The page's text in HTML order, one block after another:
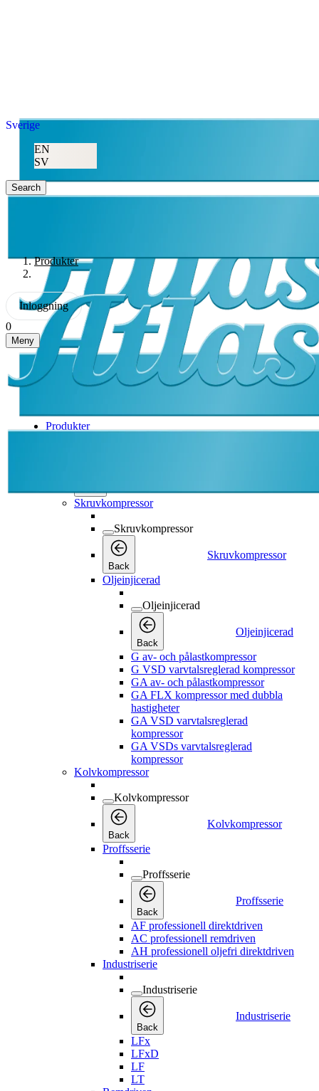
Sverige
EN
SV
Search
Produkter
Inloggning
0
Meny
Produkter
Back
Skruvkompressor
Skruvkompressor
Back
Skruvkompressor
Oljeinjicerad
Oljeinjicerad
Back
Oljeinjicerad
G av- och pålastkompressor
G VSD varvtalsreglerad kompressor
GA av- och pålastkompressor
GA FLX kompressor med dubbla
hastigheter
GA VSD varvtalsreglerad
kompressor
GA VSDs varvtalsreglerad
kompressor
Kolvkompressor
Kolvkompressor
Back
Kolvkompressor
Proffsserie
Proffsserie
Back
Proffsserie
AF professionell direktdriven
AC professionell remdriven
AH professionell oljefri direktdriven
Industriserie
Industriserie
Back
Industriserie
LFx
LFxD
LF
LT